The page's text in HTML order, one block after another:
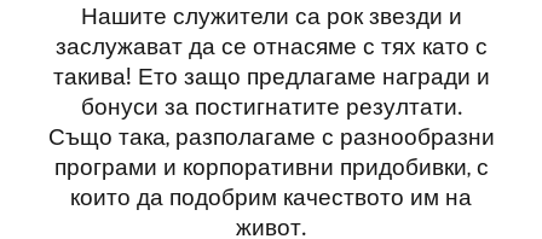
Нашите служители са рок звезди и
заслужават да се отнасяме с тях като с
такива! Ето защо предлагаме награди и
бонуси за постигнатите резултати.
Също така, разполагаме с разнообразни
програми и корпоративни придобивки, с
които да подобрим качеството им на
живот.